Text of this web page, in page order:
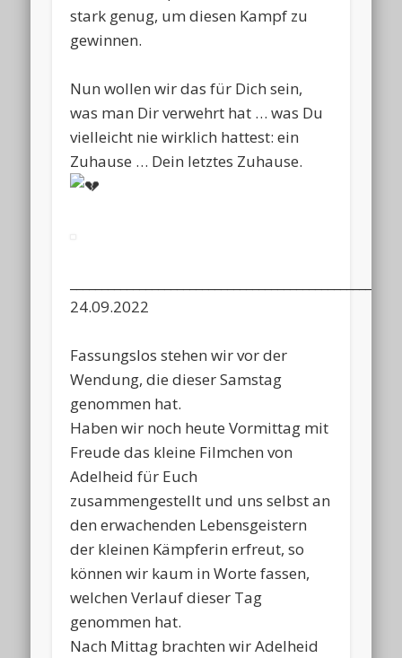
stark genug, um diesen Kampf zu
gewinnen.
Nun wollen wir das für Dich sein,
was man Dir verwehrt hat … was Du
vielleicht nie wirklich hattest: ein
Zuhause … Dein letztes Zuhause.
24.09.2022
Fassungslos stehen wir vor der
Wendung, die dieser Samstag
genommen hat.
Haben wir noch heute Vormittag mit
Freude das kleine Filmchen von
Adelheid für Euch
zusammengestellt und uns selbst an
den erwachenden Lebensgeistern
der kleinen Kämpferin erfreut, so
können wir kaum in Worte fassen,
welchen Verlauf dieser Tag
genommen hat.
Nach Mittag brachten wir Adelheid